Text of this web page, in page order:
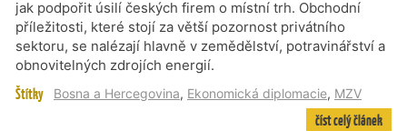
jak podpořit úsilí českých firem o místní trh. Obchodní
příležitosti, které stojí za větší pozornost privátního
sektoru, se nalézají hlavně v zemědělství, potravinářství a
obnovitelných zdrojích energií.
Štítky Bosna a Hercegovina, Ekonomická diplomacie, MZV
číst celý článek